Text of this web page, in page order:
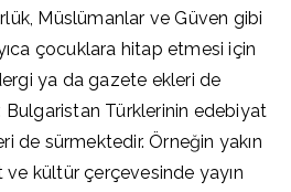
Müslümanlar ve Güven gibi
çocuklara hitap etmesi için
ya da gazete ekleri de
Türklerinin edebiyat
de sürmektedir. Örneğin yakın
kültür çerçevesinde yayın